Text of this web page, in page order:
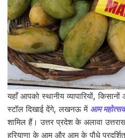
यहाँ आपको स्थानीय व्यापारियों, किसानों
स्टॉल दिखाई देंगे, लखनऊ में आम महोत्सव
शामिल हैं। उत्तर प्रदेश के अलावा
हरियाणा के आम और आम के पौधे